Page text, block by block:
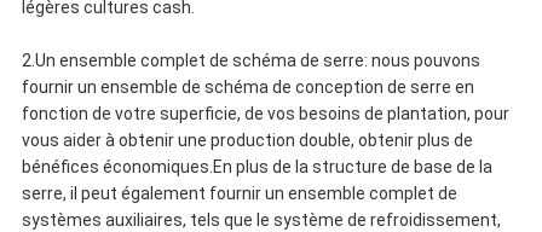
légères cultures cash.
2.Un ensemble complet de schéma de serre: nous pouvons
fournir un ensemble de schéma de conception de serre en
fonction de votre superficie, de vos besoins de plantation, pour
vous aider à obtenir une production double, obtenir plus de
bénéfices économiques.En plus de la structure de base de la
serre, il peut également fournir un ensemble complet de
systèmes auxiliaires, tels que le système de refroidissement,